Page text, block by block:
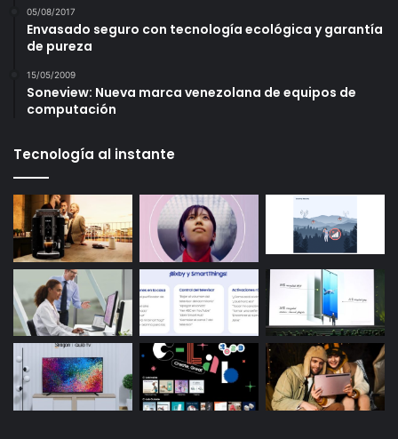
05/08/2017
Envasado seguro con tecnología ecológica y garantía
de pureza
15/05/2009
Soneview: Nueva marca venezolana de equipos de
computación
Tecnología al instante